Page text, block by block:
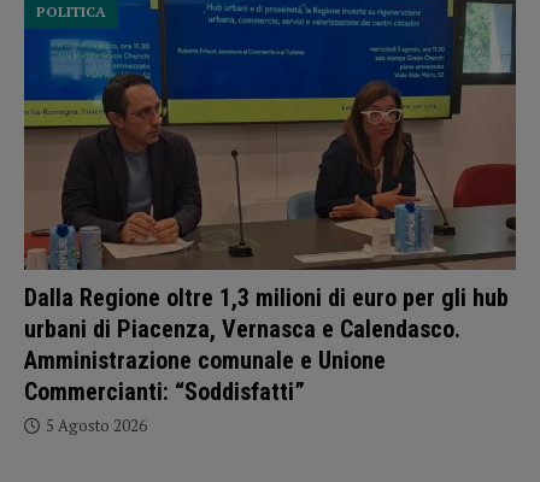
Dalla Regione oltre 1,3 milioni di euro per gli hub
urbani di Piacenza, Vernasca e Calendasco.
Amministrazione comunale e Unione
Commercianti: “Soddisfatti”
POLITICA
5 Agosto 2026